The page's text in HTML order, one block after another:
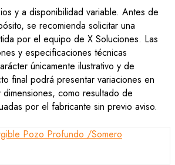
y a disponibilidad variable. Antes de
se recomienda solicitar una
por el equipo de X Soluciones. Las
y especificaciones técnicas
únicamente ilustrativo y de
final podrá presentar variaciones en
como resultado de
por el fabricante sin previo aviso.